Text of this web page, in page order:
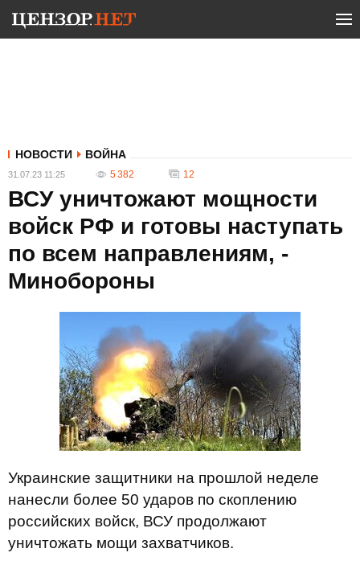
НОВОСТИ ВОЙНА
31.07.23 11:25 5 382 12
ВСУ уничтожают мощности
войск РФ и готовы наступать
по всем направлениям, -
Минобороны
Украинские защитники на прошлой неделе
нанесли более 50 ударов по скоплению
российских войск, ВСУ продолжают
уничтожать мощи захватчиков.